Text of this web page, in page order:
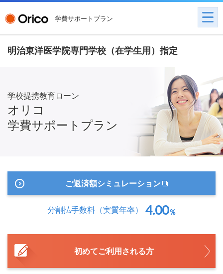
学費サポートプラン
明治東洋医学院専門学校（在学生用）指定
学校提携教育ローン
オリコ
学費サポートプラン
ご返済額シミュレーション
分割払手数料（実質年率） 4.00％
初めてご利用される方